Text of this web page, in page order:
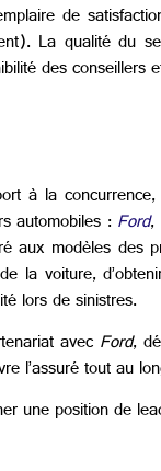
de
La qualité du
des
à la concurrence,
automobiles :Ford,
modèles des
la voiture,
lors de sinistres.
avec Ford,
l’assuré tout au
une position de